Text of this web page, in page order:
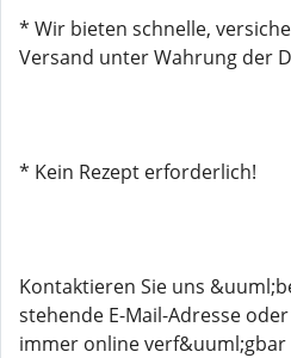
* Wir bieten schnelle,
Versand unter Wahrung der
* Kein Rezept erforderlich!
Kontaktieren Sie uns
stehende E-Mail-Adresse
immer online